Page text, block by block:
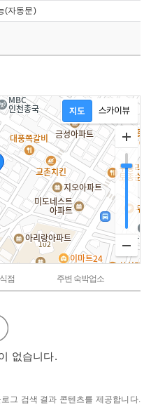
(자동문)
점 주변 숙박업소
없습니다.
그 검색 결과 콘텐츠를 제공합니다.